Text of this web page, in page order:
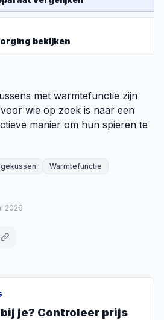
bekijken
met warmtefunctie zijn
wie op zoek is naar een
manier om hun spieren te
Warmtefunctie
2026
je? Controleer prijs